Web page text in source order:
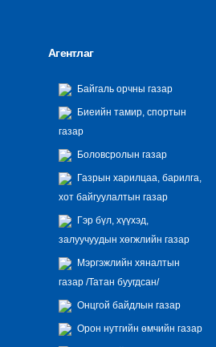
Агентлаг
Байгаль орчны газар
Биеийн тамир, спортын
газар
Боловсролын газар
Газрын харилцаа, барилга,
хот байгуулалтын газар
Гэр бүл, хүүхэд,
залуучуудын хөгжлийн газар
Мэргэжлийн хяналтын
газар /Татан буугдсан/
Онцгой байдлын газар
Орон нутгийн өмчийн газар